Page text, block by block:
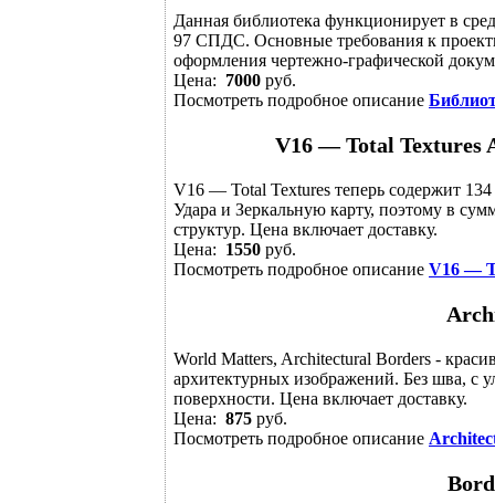
Данная библиотека функционирует в
97 СПДС. Основные требования к
оформления чертежно-графической
Цена: 7000 руб.
Посмотреть подробное описание
V16 — Total Textures
V16 — Total Textures теперь содержит
Удара и Зеркальную карту, поэтому в
структур. Цена включает доставку.
Цена: 1550 руб.
Посмотреть подробное описание V16 —
World Matters, Architectural Borders -
архитектурных изображений. Без шва, с
поверхности. Цена включает доставку.
Цена: 875 руб.
Посмотреть подробное описание